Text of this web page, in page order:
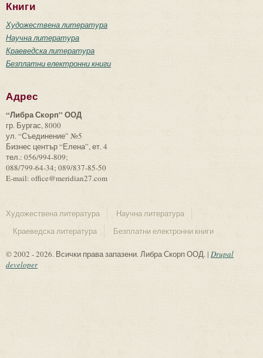
Книги
Художествена литература
Научна литература
Краеведска литература
Безплатни електронни книги
Адрес
“Либра Скорп” ООД
гр. Бургас, 8000
ул. “Съединение” №5
Бизнес център “Елена”, ет. 4
тел.: 056/994-809;
088/799-64-34; 089/837-85-50
E-mail: office@meridian27.com
Художествена литература
Научна литература
Краеведска литература
Безплатни електронни книги
© 2002 - 2026. Всички права запазени. Либра Скорп ООД. | Drupal
developer